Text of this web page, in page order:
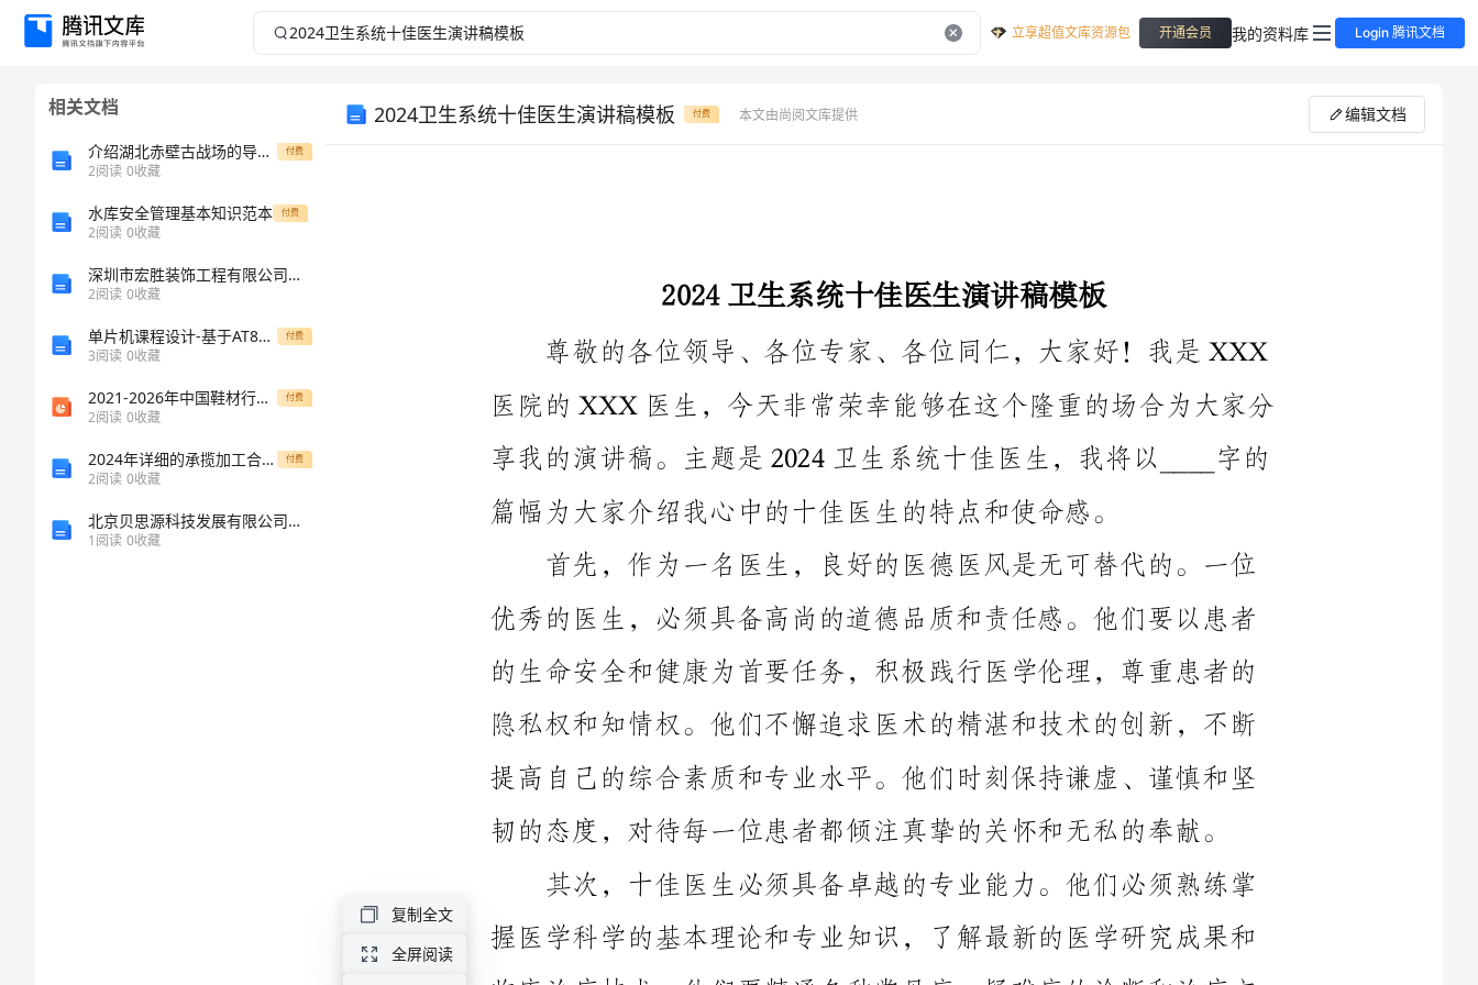
2024
立享超值文库资源包 开通会员 我的资料库 Login 腾讯文档
相关文档
介绍湖北赤壁古战场的导游词 付费
2阅读 0收藏
水库安全管理基本知识范本 付费
2阅读 0收藏
深圳市宏胜装饰工程有限公司介绍企业发展分析报告
2阅读 0收藏
单片机课程设计-基于AT89S52单片机的交通灯设计 付费
3阅读 0收藏
2021-2026年中国鞋材行业调研及成本领先战略研究报告——发现报告 付费
2阅读 0收藏
2024年详细的承揽加工合同范本 付费
2阅读 0收藏
北京贝思源科技发展有限公司介绍企业发展分析报告
1阅读 0收藏
2024卫生系统十佳医生演讲稿模板 付费 本文由尚阅文库提供 编辑文档
做出正确的判断和决策，高效地开展医疗工作。他们还能够积极
参与医学教育和科研工作，为医学的发展和进步做出重要贡献。
尊敬的各位领导、各位专家、各位同仁，大家好！我是XXX
享我的演讲稿。主题是2024卫生系统十佳医生，我将以____字的
篇幅为大家介绍我心中的十佳医生的特点和使命感。
首先，作为一名医生，良好的医德医风是无可替代的。一位
优秀的医生，必须具备高尚的道德品质和责任感。他们要以患者
隐私权和知情权。他们不懈追求医术的精湛和技术的创新，不断
提高自己的综合素质和专业水平。他们时刻保持谦虚、谨慎和坚
韧的态度，对待每一位患者都倾注真挚的关怀和无私的奉献。
其次，十佳医生必须具备卓越的专业能力。他们必须熟练掌
临床治疗技术。他们要精通各种常见病、疑难病的诊断和治疗方
法，并有独到的见解和经验。他们能够在复杂的医疗环境下迅速
复制全文
全屏阅读